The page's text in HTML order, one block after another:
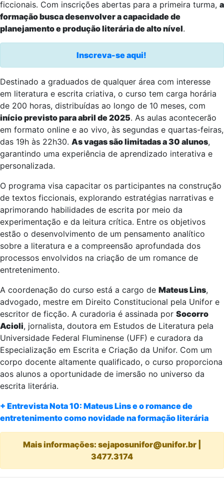
ficcionais. Com inscrições abertas para a primeira turma, a
formação busca desenvolver a capacidade de
planejamento e produção literária de alto nível.
Inscreva-se aqui!
Destinado a graduados de qualquer área com interesse
em literatura e escrita criativa, o curso tem carga horária
de 200 horas, distribuídas ao longo de 10 meses, com
início previsto para abril de 2025. As aulas acontecerão
em formato online e ao vivo, às segundas e quartas-feiras,
das 19h às 22h30. As vagas são limitadas a 30 alunos,
garantindo uma experiência de aprendizado interativa e
personalizada.
O programa visa capacitar os participantes na construção
de textos ficcionais, explorando estratégias narrativas e
aprimorando habilidades de escrita por meio da
experimentação e da leitura crítica. Entre os objetivos
estão o desenvolvimento de um pensamento analítico
sobre a literatura e a compreensão aprofundada dos
processos envolvidos na criação de um romance de
entretenimento.
A coordenação do curso está a cargo de Mateus Lins,
advogado, mestre em Direito Constitucional pela Unifor e
escritor de ficção. A curadoria é assinada por Socorro
Acioli, jornalista, doutora em Estudos de Literatura pela
Universidade Federal Fluminense (UFF) e curadora da
Especialização em Escrita e Criação da Unifor. Com um
corpo docente altamente qualificado, o curso proporciona
aos alunos a oportunidade de imersão no universo da
escrita literária.
+ Entrevista Nota 10: Mateus Lins e o romance de
entretenimento como novidade na formação literária
Mais informações: sejaposunifor@unifor.br |
3477.3174